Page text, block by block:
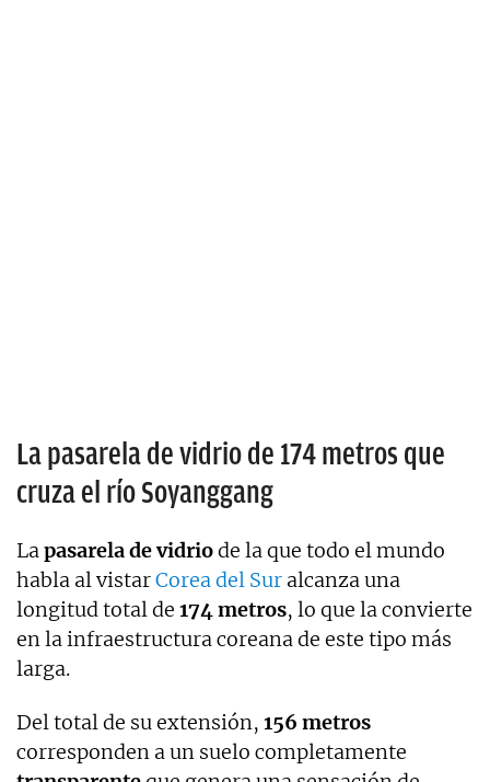
La pasarela de vidrio de 174 metros que
cruza el río Soyanggang
Lapasarela de vidriode la que todo el mundo
habla al vistarCorea del Sur alcanza una
longitud total de 174 metros, lo que la convierte
en la infraestructura coreana de este tipo más
larga.
Del total de su extensión, 156 metros
corresponden a un suelo completamente